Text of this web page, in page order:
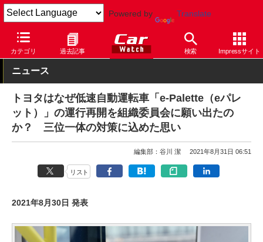
Powered by Translate
カテゴリ 過去記事 検索 Impressサイト
Car Watch 自動車 トヨタ
ニュース
トヨタはなぜ低速自動運転車「e-Palette（eパレ
ット）」の運行再開を組織委員会に願い出たの
か？ 三位一体の対策に込めた思い
編集部：谷川 潔 2021年8月31日 06:51
リスト
2021年8月30日 発表